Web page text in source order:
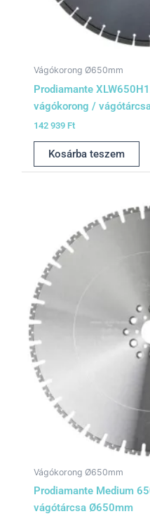
Vágókorong Ø650mm
Prodiamante
vágókorong /
142 939 Ft
Kosárba teszem
Vágókorong Ø650mm
Prodiamante Medium
vágótárcsa Ø650mm